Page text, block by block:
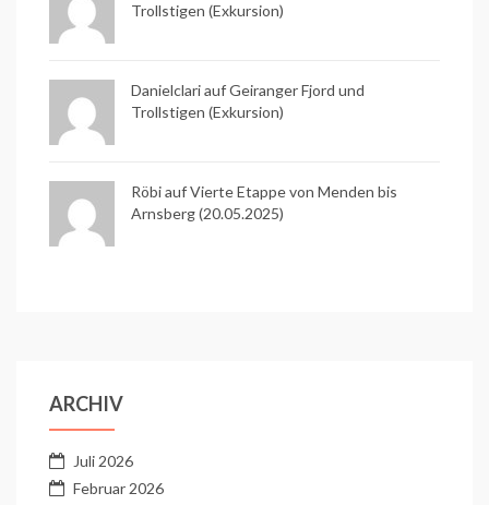
Trollstigen (Exkursion)
Danielclari aufGeiranger Fjord und
Trollstigen (Exkursion)
Röbi aufVierte Etappe von Menden bis
Arnsberg (20.05.2025)
ARCHIV
Juli 2026
Februar 2026